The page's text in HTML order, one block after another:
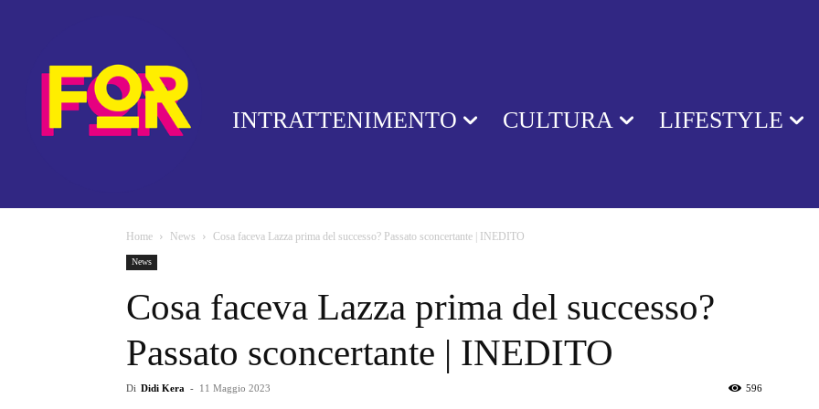
INTRATTENIMENTO CULTURA LIFESTYLE
Home News Cosa faceva Lazza prima del successo? Passato sconcertante | INEDITO
News
Cosa faceva Lazza prima del successo?
Passato sconcertante | INEDITO
Di Didi Kera - 11 Maggio 2023 596